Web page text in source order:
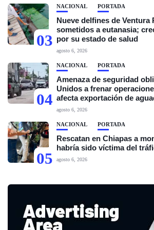
03
NACIONAL PORTADA
Nueve delfines de Ventura
sometidos a eutanasia;
por su estado de salud
agosto 6, 2026
04
NACIONAL PORTADA
Amenaza de seguridad
Unidos a frenar
afecta exportación de
agosto 6, 2026
05
NACIONAL PORTADA
Rescatan en Chiapas a
habría sido víctima del
agosto 6, 2026